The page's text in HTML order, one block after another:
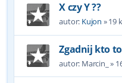
X czy Y ??
autor: Kujon »19
Zgadnij kto
autor: Marcin_ »